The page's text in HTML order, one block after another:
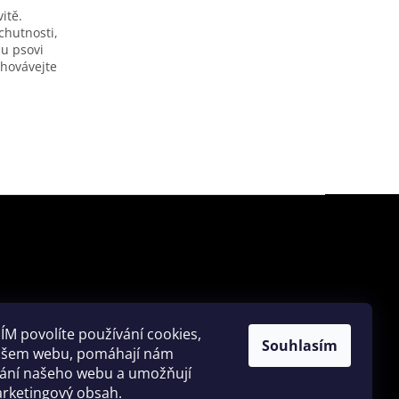
povolíte používání cookies,
webu, pomáhají nám
našeho webu a umožňují
obsah.
Souhlasím
psovi
HLEDAT